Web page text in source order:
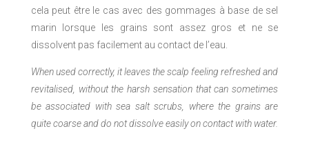
cela peut être le cas avec des gommages à base de sel
marin lorsque les grains sont assez gros et ne se
dissolvent pas facilement au contact de l’eau.
When used correctly, it leaves the scalp feeling refreshed and
revitalised, without the harsh sensation that can sometimes
be associated with sea salt scrubs, where the grains are
quite coarse and do not dissolve easily on contact with water.